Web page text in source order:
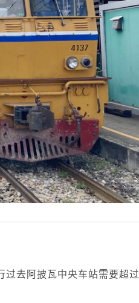
过去阿披瓦中央车站需要超过